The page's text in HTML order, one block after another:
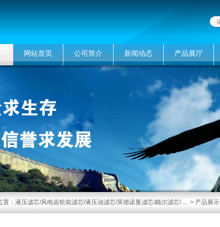
网站首页 公司简介 新闻动态 产品展厅
置： 液压滤芯/风电齿轮箱滤芯/液压油滤芯/英德诺曼滤芯/颇尔滤芯/..... > 产品展示